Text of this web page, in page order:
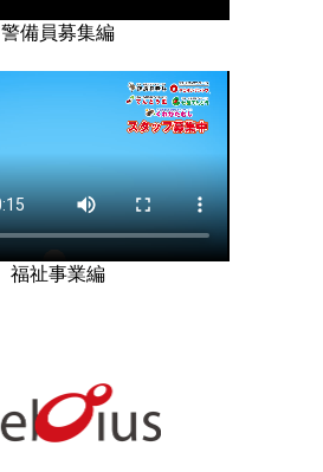
警備員募集編
福祉事業編